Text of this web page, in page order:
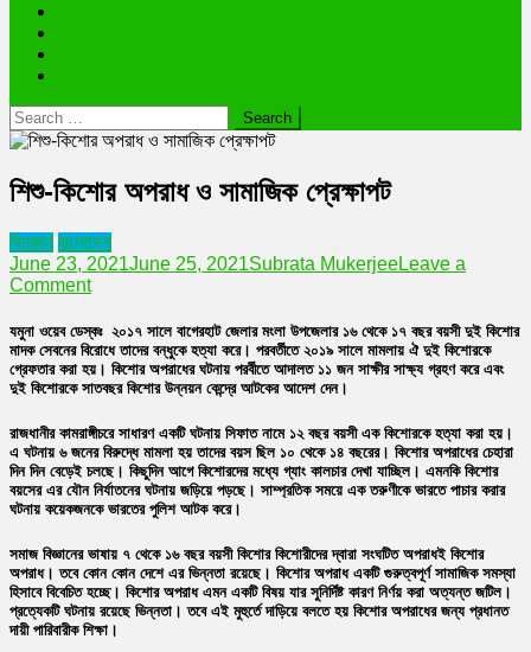
Search
for:
শিশু-কিশোর অপরাধ ও সামাজিক প্রেক্ষাপট
দিনকাল বাংলাদেশ
June 23, 2021June 25, 2021Subrata MukerjeeLeave a
Commenton
কিশোর
অপরাধ
ও
সামাজিক
যমুনা ওয়েব ডেস্কঃ ২০১৭ সালে বাগেরহাট জেলার মংলা উপজেলার ১৬ থেকে ১৭ বছর বয়সী দুই কিশোর
মাদক সেবনের বিরোধে তাদের বন্ধুকে হত্যা করে। পরবর্তীতে ২০১৯ সালে মামলায় ঐ দুই কিশোরকে
গ্রেফতার করা হয়। কিশোর অপরাধের ঘটনায় পরর্বীতে আদালত ১১ জন সাক্ষীর সাক্ষ্য গ্রহণ করে এবং
দুই কিশোরকে সাতবছর কিশোর উন্নয়ন কেন্দ্রে আটকের আদেশ দেন।
রাজধানীর কামরাঙ্গীচরে সাধারণ একটি ঘটনায় সিফাত নামে ১২ বছর বয়সী এক কিশোরকে হত্যা করা হয়।
এ ঘটনায় ৬ জনের বিরুদ্ধে মামলা হয় তাদের বয়স ছিল ১০ থেকে ১৪ বছরের। কিশোর অপরাধের চেহারা
দিন দিন বেড়েই চলছে। কিছুদিন আগে কিশোরদের মধ্যে গ্যাং কালচার দেখা যাচ্ছিল। এমনকি কিশোর
বয়সের এর যৌন নির্যাতনের ঘটনায় জড়িয়ে পড়ছে। সাম্প্রতিক সময়ে এক তরুণীকে ভারতে পাচার করার
ঘটনায় কয়েকজনকে ভারতের পুলিশ আটক করে।
সমাজ বিজ্ঞানের ভাষায় ৭ থেকে ১৬ বছর বয়সী কিশোর কিশোরীদের দ্বারা সংঘটিত অপরাধই কিশোর
অপরাধ। তবে কোন কোন দেশে এর ভিন্নতা রয়েছে। কিশোর অপরাধ একটি গুরুত্বপূর্ণ সামাজিক সমস্যা
হিসাবে বিবেচিত হচ্ছে। কিশোর অপরাধ এমন একটি বিষয় যার সুনির্দিষ্ট কারণ নির্ণয় করা অত্যন্ত জটিল।
প্রত্যেকটি ঘটনায় রয়েছে ভিন্নতা। তবে এই মুহুর্তে দাড়িয়ে বলতে হয় কিশোর অপরাধের জন্য প্রধানত
দায়ী পারিবারীক শিক্ষা।